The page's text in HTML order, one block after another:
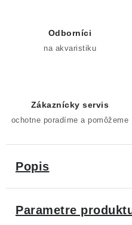
Odborníci
na akvaristiku
Zákaznícky servis
ochotne poradíme a pomôžeme
Popis
Parametre